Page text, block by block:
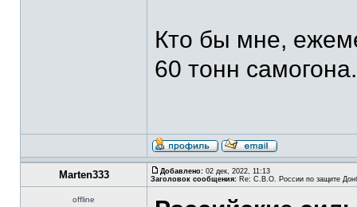
Кто бы мне,
60 тонн
Marten333 Добавлено: 02 дек, 2022, 11:13
Заголовок сообщения: Re: С.В.О. России по защите
offline